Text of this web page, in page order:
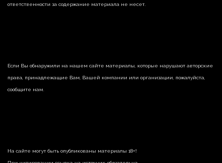
ответственности за содержание материала не несет.
Если Вы обнаружили на нашем сайте материалы, которые нарушают авторские
права, принадлежащие Вам, Вашей компании или организации, пожалуйста,
сообщите нам.
На сайте могут быть опубликованы материалы 18+!